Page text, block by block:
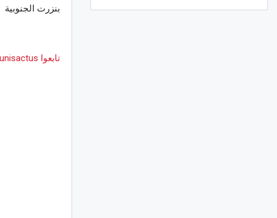
بنزرت الجنوبية
تابعوا Tunisactus على Google News